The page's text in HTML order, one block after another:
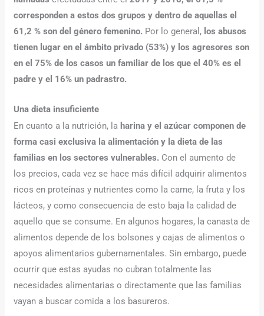
corresponden a estos dos grupos y dentro de aquellas el
61,2 % son del género femenino. Por lo general, los abusos
tienen lugar en el ámbito privado (53%) y los agresores son
en el 75% de los casos un familiar de los que el 40% es el
padre y el 16% un padrastro.
Una dieta insuficiente
En cuanto a la nutrición, la harina y el azúcar componen de
forma casi exclusiva la alimentación y la dieta de las
familias en los sectores vulnerables. Con el aumento de
los precios, cada vez se hace más difícil adquirir alimentos
ricos en proteínas y nutrientes como la carne, la fruta y los
lácteos, y como consecuencia de esto baja la calidad de
aquello que se consume. En algunos hogares, la canasta de
alimentos depende de los bolsones y cajas de alimentos o
apoyos alimentarios gubernamentales. Sin embargo, puede
ocurrir que estas ayudas no cubran totalmente las
necesidades alimentarias o directamente que las familias
vayan a buscar comida a los basureros.